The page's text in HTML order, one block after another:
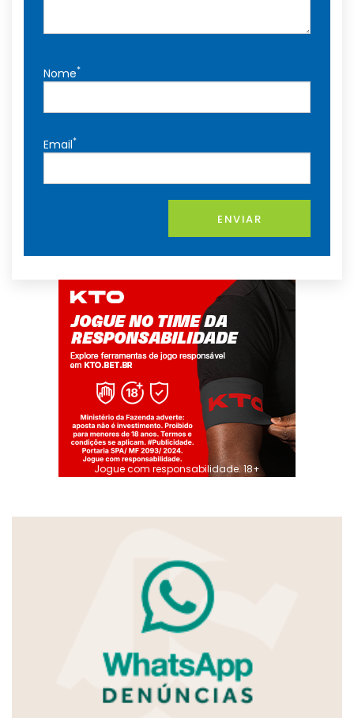
Nome*
Email*
ENVIAR
Jogue com responsabilidade. 18+